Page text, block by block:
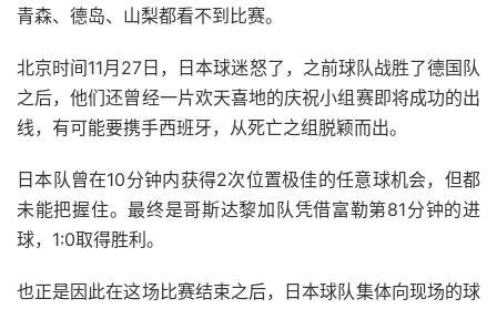
青森、德岛、山梨都看不到比赛。
北京时间11月27日，日本球迷怒了，之前球队战胜了德国队
之后，他们还曾经一片欢天喜地的庆祝小组赛即将成功的出
线，有可能要携手西班牙，从死亡之组脱颖而出。
日本队曾在10分钟内获得2次位置极佳的任意球机会，但都
未能把握住。最终是哥斯达黎加队凭借富勒第81分钟的进
球，1:0取得胜利。
也正是因此在这场比赛结束之后，日本球队集体向现场的球